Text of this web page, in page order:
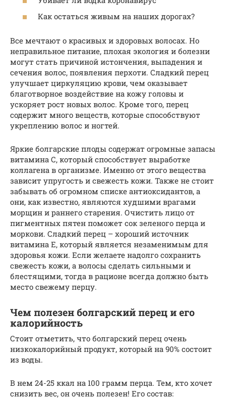
Как остаться живым на наших дорогах?
Все мечтают о красивых и здоровых волосах. Но
неправильное питание, плохая экология и болезни
могут стать причиной истончения, выпадения и
сечения волос, появления перхоти. Сладкий перец
улучшает циркуляцию крови, чем оказывает
благотворное воздействие на кожу головы и
ускоряет рост новых волос. Кроме того, перец
содержит много веществ, которые способствуют
укреплению волос и ногтей.
Яркие болгарские плоды содержат огромные запасы
витамина С, который способствует выработке
коллагена в организме. Именно от этого вещества
зависит упругость и свежесть кожи. Также не стоит
забывать об огромном списке антиоксидантов, а
они, как известно, являются худшими врагами
морщин и раннего старения. Очистить лицо от
пигментных пятен поможет сок зеленого перца и
моркови. Сладкий перец – хороший источник
витамина Е, который является незаменимым для
здоровья кожи. Если желаете надолго сохранить
свежесть кожи, а волосы сделать сильными и
блестящими, тогда в рационе всегда должно быть
место свежему перцу.
Чем полезен болгарский перец и его
калорийность
Стоит отметить, что болгарский перец очень
низкокалорийный продукт, который на 90% состоит
из воды.
В нем 24-25 ккал на 100 грамм перца. Тем, кто хочет
снизить вес, он очень полезен! Его состав: